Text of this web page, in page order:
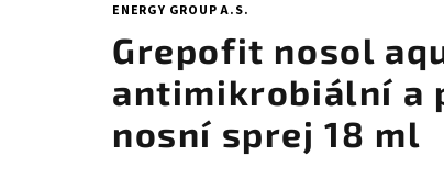
ENERGY GROUP A.S.
Grepofit nosol
antimikrobiální a
nosní sprej 18 ml